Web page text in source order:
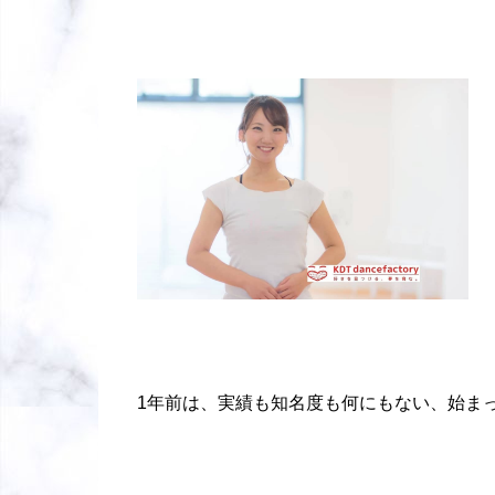
1年前は、実績も知名度も何にもない、始ま